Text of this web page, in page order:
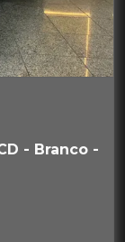
- Branco -